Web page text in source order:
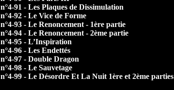
n°4-91 - Les Plaques de Dissimulation
n°4-92 - Le Vice de Forme
n°4-93 - Le Renoncement - 1ère partie
n°4-94 - Le Renoncement - 2ème partie
n°4-95 - L’Inspiration
n°4-96 - Les Endettés
n°4-97 - Double Dragon
n°4-98 - Le Sauvetage
n°4-99 - Le Désordre Et La Nuit 1ère et 2ème parties